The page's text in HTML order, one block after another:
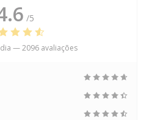
/5
—2096 avaliações